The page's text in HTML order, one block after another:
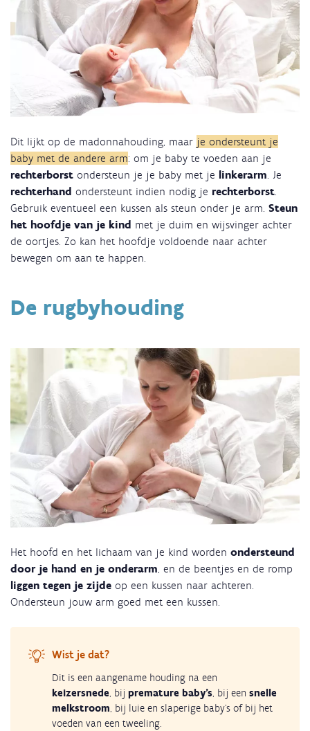
Dit lijkt op de madonnahouding, maar je ondersteunt je
baby met de andere arm: om je baby te voeden aan je
rechterborst ondersteun je je baby met je linkerarm . Je
rechterhand ondersteunt indien nodig je rechterborst
Gebruik eventueel een kussen als steun onder je arm. Steun
het hoofdje van je kind met je duim en wijsvinger achter
de oortjes. Zo kan het hoofdje voldoende naar achter
bewegen om aan te happen.
De rugbyhouding
Het hoofd en het lichaam van je kind worden ondersteund
door je hand en je onderarm, en de beentjes en de romp
liggen tegen je zijde op een kussen naar achteren.
Ondersteun jouw arm goed met een kussen.
Wist je dat?
Dit is een aangename houding na een
keizersnede, bij premature baby’s, bij een snelle
melkstroom, bij luie en slaperige baby’s of bij het
voeden van een tweeling.